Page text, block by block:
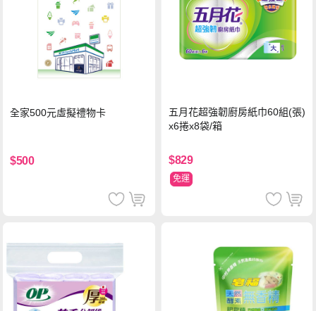
全家500元虛擬禮物卡
$500
五月花超強韌廚房紙巾60組(張)
x6捲x8袋/箱
$829
免運